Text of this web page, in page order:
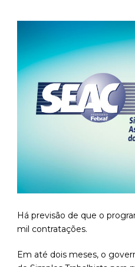
Há previsão de que o
mil contratações.
Em até dois meses, o